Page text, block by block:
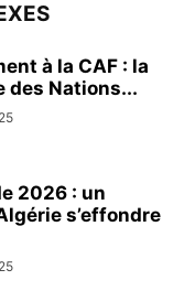
à la CAF : la
des Nations...
2026 : un
s’effondre